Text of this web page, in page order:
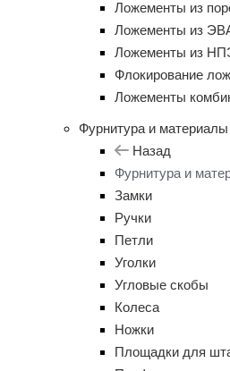
Ложементы из
Ложементы из
Ложементы из
Флокирование
Ложементы
Фурнитура и материалы
Назад
Фурнитура и
Замки
Ручки
Петли
Уголки
Угловые скобы
Колеса
Ножки
Площадки для